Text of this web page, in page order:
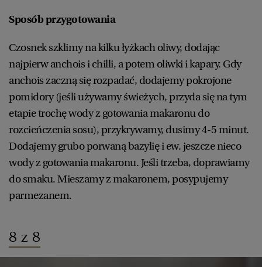
Sposób przygotowania
Czosnek szklimy na kilku łyżkach oliwy, dodając
najpierw anchois i chilli, a potem oliwki i kapary. Gdy
anchois zaczną się rozpadać, dodajemy pokrojone
pomidory (jeśli używamy świeżych, przyda się na tym
etapie trochę wody z gotowania makaronu do
rozcieńczenia sosu), przykrywamy, dusimy 4-5 minut.
Dodajemy grubo porwaną bazylię i ew. jeszcze nieco
wody z gotowania makaronu. Jeśli trzeba, doprawiamy
do smaku. Mieszamy z makaronem, posypujemy
parmezanem.
8 z 8